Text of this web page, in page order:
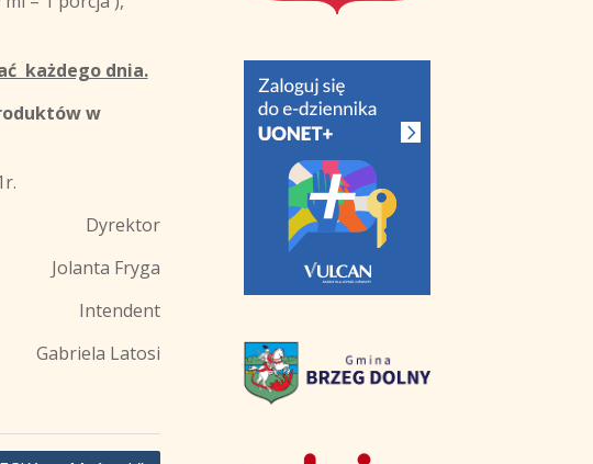
każdego dnia.
w
Dyrektor
Jolanta Fryga
Intendent
Gabriela Latosi